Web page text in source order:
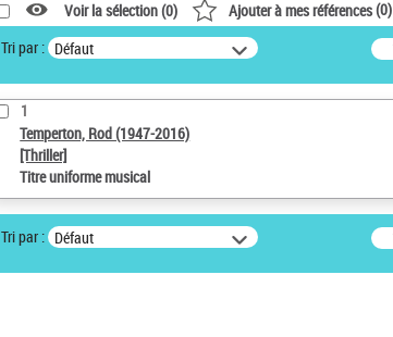
Voir la sélection (0) Ajouter à mes références(0)
Tri par : Défaut
1
Temperton, Rod (1947-2016)
[Thriller]
Titre uniforme musical
Tri par : Défaut